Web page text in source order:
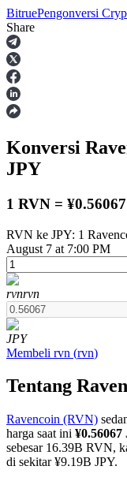
Berjangka
USDT Berjangka
COIN-M
Mata Uang
BitruePengonversi
Share
Konversi
JPY
1 RVN =
RVN ke JPY: 1
August 7 at 7:00 PM
rvnrvn
JPY
Membeli rvn (rvn)
Tentang
Ravencoin (RVN)
harga saat ini
sebesar 16.39B RVN,
di sekitar ¥9.19B JPY.